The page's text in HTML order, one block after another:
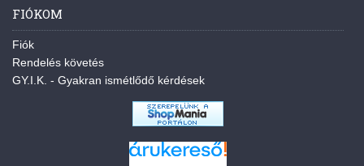
FIÓKOM
Fiók
Rendelés követés
GY.I.K. - Gyakran ismétlődő kérdések